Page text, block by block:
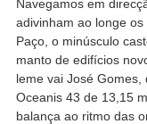
Navegamos em
adivinham ao longe
Paço, o minúsculo
manto de edifícios
leme vai José Gomes,
Oceanis 43 de 13,15
balança ao ritmo das